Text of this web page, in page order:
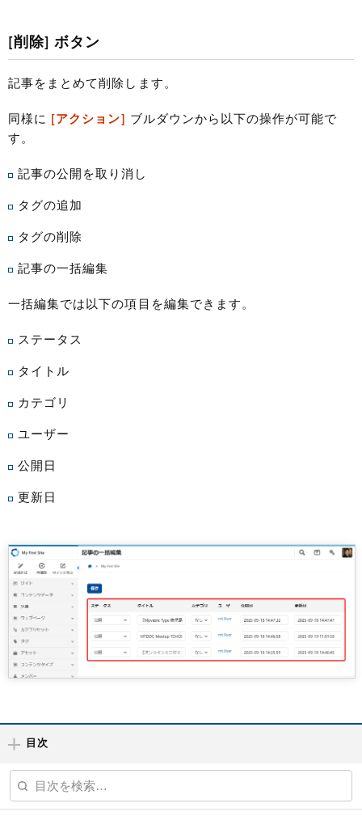
[削除] ボタン
記事をまとめて削除します。
同様に [アクション]
ブルダウンから以下の操作が可能で
す。
記事の公開を取り消し
タグの追加
タグの削除
記事の一括編集
一括編集では以下の項目を編集できます。
ステータス
タイトル
カテゴリ
ユーザー
公開日
更新日
目次